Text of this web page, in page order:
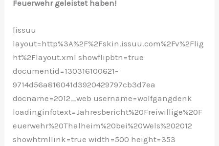
Feuerwehr geleistet haben!
[issuu
layout=http%3A%2F%2Fskin.issuu.com%2Fv%2Flig
ht%2Flayout.xml showflipbtn=true
documentid=130316100621-
9714d56a816041d3920429797cb3d7ea
docname=2012_web username=wolfgangdenk
loadinginfotext=Jahresbericht%20Freiwillige%20F
euerwehr%20Thalheim%20bei%20Wels%202012
showhtmllink=true width=500 height=353